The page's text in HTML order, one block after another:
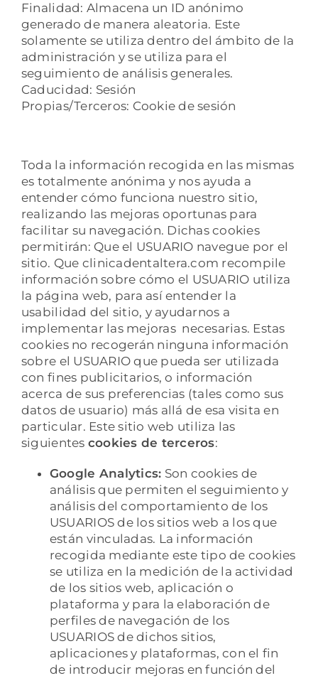
Finalidad: Almacena un ID anónimo
generado de manera aleatoria. Este
solamente se utiliza dentro del ámbito de la
administración y se utiliza para el
seguimiento de análisis generales.
Caducidad: Sesión
Propias/Terceros: Cookie de sesión
Toda la información recogida en las mismas
es totalmente anónima y nos ayuda a
entender cómo funciona nuestro sitio,
realizando las mejoras oportunas para
facilitar su navegación. Dichas cookies
permitirán: Que el USUARIO navegue por el
sitio. Que clinicadentaltera.com recompile
información sobre cómo el USUARIO utiliza
la página web, para así entender la
usabilidad del sitio, y ayudarnos a
implementar las mejoras necesarias. Estas
cookies no recogerán ninguna información
sobre el USUARIO que pueda ser utilizada
con fines publicitarios, o información
acerca de sus preferencias (tales como sus
datos de usuario) más allá de esa visita en
particular. Este sitio web utiliza las
siguientes cookies de terceros:
Google Analytics: Son cookies de
análisis que permiten el seguimiento y
análisis del comportamiento de los
USUARIOS de los sitios web a los que
están vinculadas. La información
recogida mediante este tipo de cookies
se utiliza en la medición de la actividad
de los sitios web, aplicación o
plataforma y para la elaboración de
perfiles de navegación de los
USUARIOS de dichos sitios,
aplicaciones y plataformas, con el fin
de introducir mejoras en función del